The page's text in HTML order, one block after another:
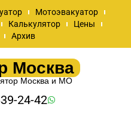
Мотоэвакуатор
Калькулятор
Цены
Архив
Москва
Москва и МО
24-42